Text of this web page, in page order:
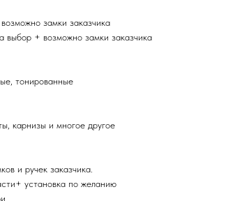
замки заказчика
+ возможно замки заказчика
тонированные
карнизы и многое другое
и ручек заказчика.
установка по желанию